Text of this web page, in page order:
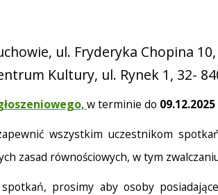
ul. Fryderyka Chopina
Kultury, ul. Rynek 1, 32-
w terminie do
wszystkim uczestnikom
zasad równościowych, w tym
prosimy aby osoby